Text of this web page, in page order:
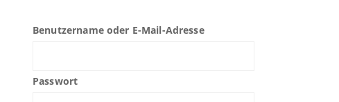
Benutzername oder E-Mail-Adresse
Passwort